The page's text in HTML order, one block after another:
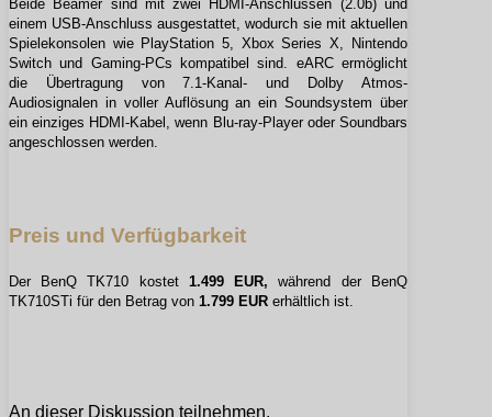
Beide Beamer sind mit zwei HDMI-Anschlüssen (2.0b) und
einem USB-Anschluss ausgestattet, wodurch sie mit aktuellen
Spielekonsolen wie PlayStation 5, Xbox Series X, Nintendo
Switch und Gaming-PCs kompatibel sind. eARC ermöglicht
die Übertragung von 7.1-Kanal- und Dolby Atmos-
Audiosignalen in voller Auflösung an ein Soundsystem über
ein einziges HDMI-Kabel, wenn Blu-ray-Player oder Soundbars
angeschlossen werden.
Preis und Verfügbarkeit
Der BenQ TK710 kostet 1.499 EUR, während der BenQ
TK710STi für den Betrag von 1.799 EUR erhältlich ist.
An dieser Diskussion teilnehmen.